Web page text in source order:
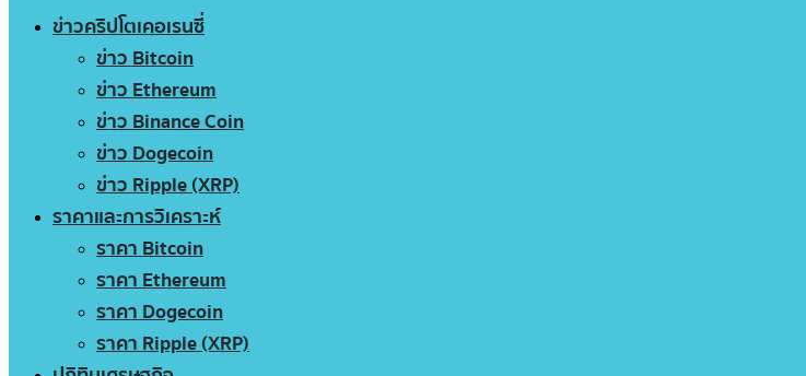
ข่าวคริปโตเคอเรนซี่
ข่าว Bitcoin
ข่าว Ethereum
ข่าว Binance Coin
ข่าว Dogecoin
ข่าว Ripple (XRP)
ราคาและการวิเคราะห์
ราคา Bitcoin
ราคา Ethereum
ราคา Dogecoin
ราคา Ripple (XRP)